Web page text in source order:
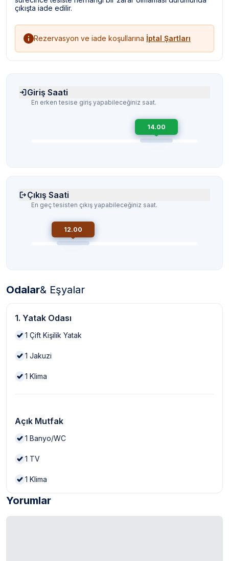
çıkışta iade edilir.
Rezervasyon ve iade koşullarına İptal Şartları
Giriş Saati
En erken tesise giriş yapabileceğiniz saat.
14.00
Çıkış Saati
En geç tesisten çıkış yapabileceğiniz saat.
12.00
Odalar& Eşyalar
1. Yatak Odası
1 Çift Kişilik Yatak
1 Jakuzi
1 Klima
Açık Mutfak
1 Banyo/WC
1 TV
1 Klima
Yorumlar